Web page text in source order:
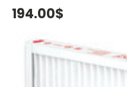
194.00$